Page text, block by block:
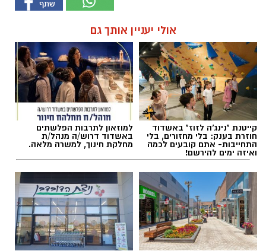
אולי יעניין אותך גם
קייטנת "נינג'ה לזוז" באשדוד
חוזרת בענק: בלי מחזורים, בלי
התחייבות- אתם קובעים לכמה
ואיזה ימים להירשם!
למוזאון לתרבות הפלשתים
באשדוד דרוש/ה מנהל/ת
מחלקת חינוך, למשרה מלאה.